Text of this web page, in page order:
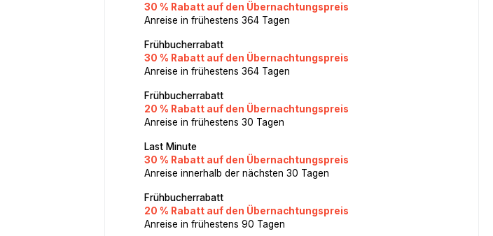
30 % Rabatt auf den Übernachtungspreis
Anreise in frühestens 364 Tagen
Frühbucherrabatt
30 % Rabatt auf den Übernachtungspreis
Anreise in frühestens 364 Tagen
Frühbucherrabatt
20 % Rabatt auf den Übernachtungspreis
Anreise in frühestens 30 Tagen
Last Minute
30 % Rabatt auf den Übernachtungspreis
Anreise innerhalb der nächsten 30 Tagen
Frühbucherrabatt
20 % Rabatt auf den Übernachtungspreis
Anreise in frühestens 90 Tagen